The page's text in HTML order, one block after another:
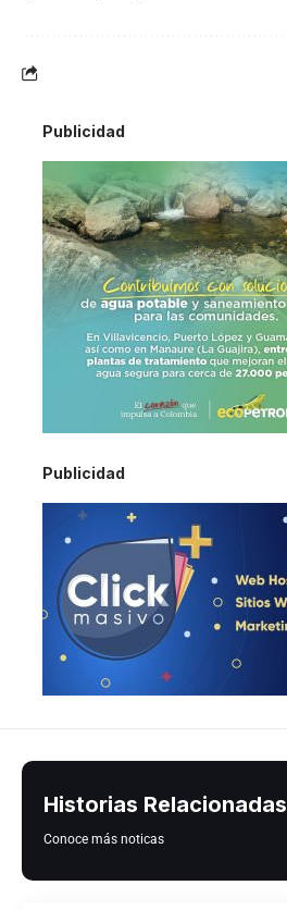
Publicidad
Publicidad
Historias Relacionadas
Conoce más noticas